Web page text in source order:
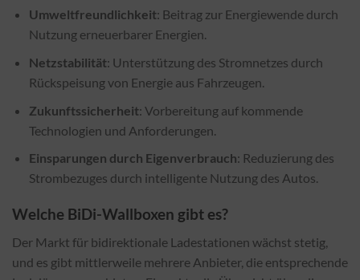
Umweltfreundlichkeit: Beitrag zur Energiewende durch
Nutzung erneuerbarer Energien.
Netzstabilität: Unterstützung des Stromnetzes durch
Rückspeisung von Energie aus Fahrzeugen.
Zukunftssicherheit: Vorbereitung auf kommende
Technologien und Anforderungen.
Einsparungen durch Eigenverbrauch: Reduzierung des
Strombezuges durch intelligente Nutzung des Autos.
Welche BiDi-Wallboxen gibt es?
Der Markt für bidirektionale Ladestationen wächst stetig,
und es gibt mittlerweile mehrere Anbieter, die entsprechende